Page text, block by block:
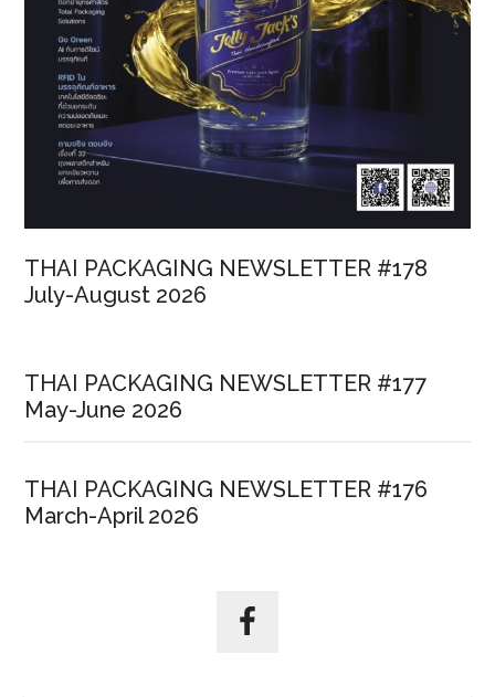
THAI PACKAGING NEWSLETTER #178
July-August 2026
THAI PACKAGING NEWSLETTER #177
May-June 2026
THAI PACKAGING NEWSLETTER #176
March-April 2026